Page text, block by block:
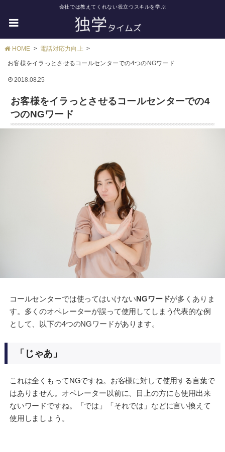
会社では教えてくれない役立つスキルを学ぶ
HOME 電話対応力向上
お客様をイラっとさせるコールセンターでの4つのNGワード
2018.08.25
お客様をイラっとさせるコールセンターでの4
つのNGワード
コールセンターでは使ってはいけないNGワードが多くありま
す。多くのオペレーターが誤って使用してしまう代表的な例
として、以下の4つのNGワードがあります。
「じゃあ」
これは全くもってNGですね。お客様に対して使用する言葉で
はありません。オペレーター以前に、目上の方にも使用出来
ないワードですね。「では」「それでは」などに言い換えて
使用しましょう。